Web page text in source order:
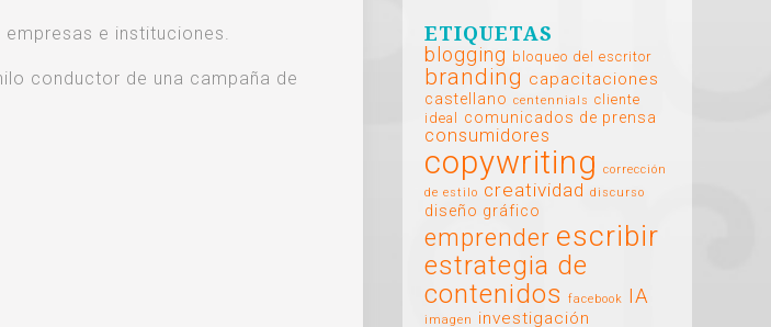
e instituciones.
conductor de una campaña de
ETIQUETAS
blogging bloqueo del escritor
branding capacitaciones
castellano centennials cliente
ideal
comunicados de prensa
consumidores
copywriting
corrección
de estilo creatividad discurso
diseño gráfico
emprender escribir
estrategia de
contenidos
facebook IA
imagen investigación